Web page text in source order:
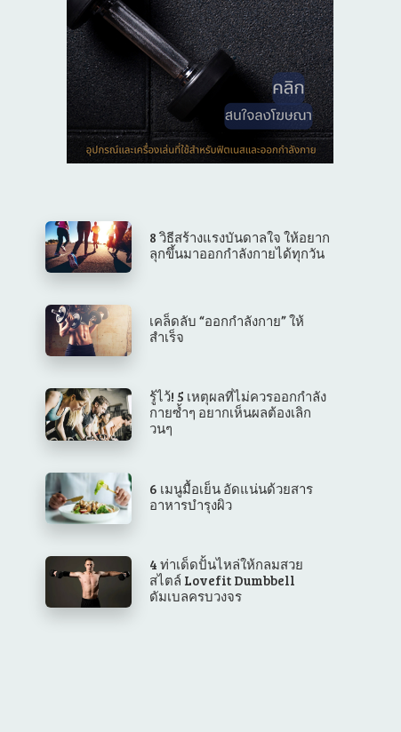
8 วิธีสร้างแรงบันดาลใจ ให้อยาก
ลุกขึ้นมาออกกำลังกายได้ทุกวัน
เคล็ดลับ “ออกกำลังกาย” ให้
สำเร็จ
รู้ไว้! 5 เหตุผลที่ไม่ควรออกกำลัง
กายซ้ำๆ อยากเห็นผลต้องเลิก
วนๆ
6 เมนูมื้อเย็น อัดแน่นด้วยสาร
อาหารบำรุงผิว
4 ท่าเด็ดปั้นไหล่ให้กลมสวย
สไตล์ Lovefit Dumbbell
ดัมเบลครบวงจร